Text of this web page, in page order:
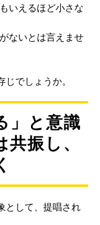
いえるほど小さな
ないとは言えませ
でしょうか。
」と意識
振し、
として、提唱され